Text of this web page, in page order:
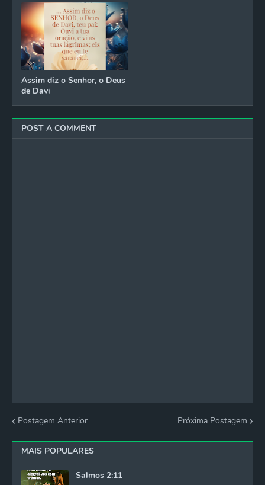
Assim diz o Senhor, o Deus
de Davi
POST A COMMENT
Postagem Anterior Próxima Postagem
MAIS POPULARES
Salmos 2:11